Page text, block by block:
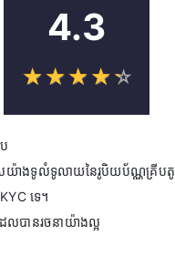
4.3
☆☆☆☆☆
★★★★★
សយ៉ាងទូលំទូលាយនៃរូបិយប័ណ្ណគ្រីបតូ
KYC ទេ។
ដែលបានរចនាយ៉ាងល្អ